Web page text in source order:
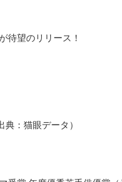
待望のリリース！
：猫眼データ）